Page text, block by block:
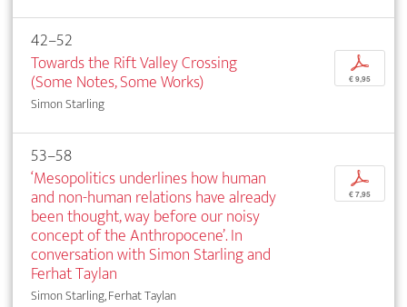
42–52
Towards the Rift Valley Crossing
(Some Notes, Some Works)
Simon Starling
p
€ 9,95
53–58
‘Mesopolitics underlines how human
and non-human relations have already
been thought, way before our noisy
concept of the Anthropocene’. In
conversation with Simon Starling and
Ferhat Taylan
Simon Starling, Ferhat Taylan
p
€ 7,95